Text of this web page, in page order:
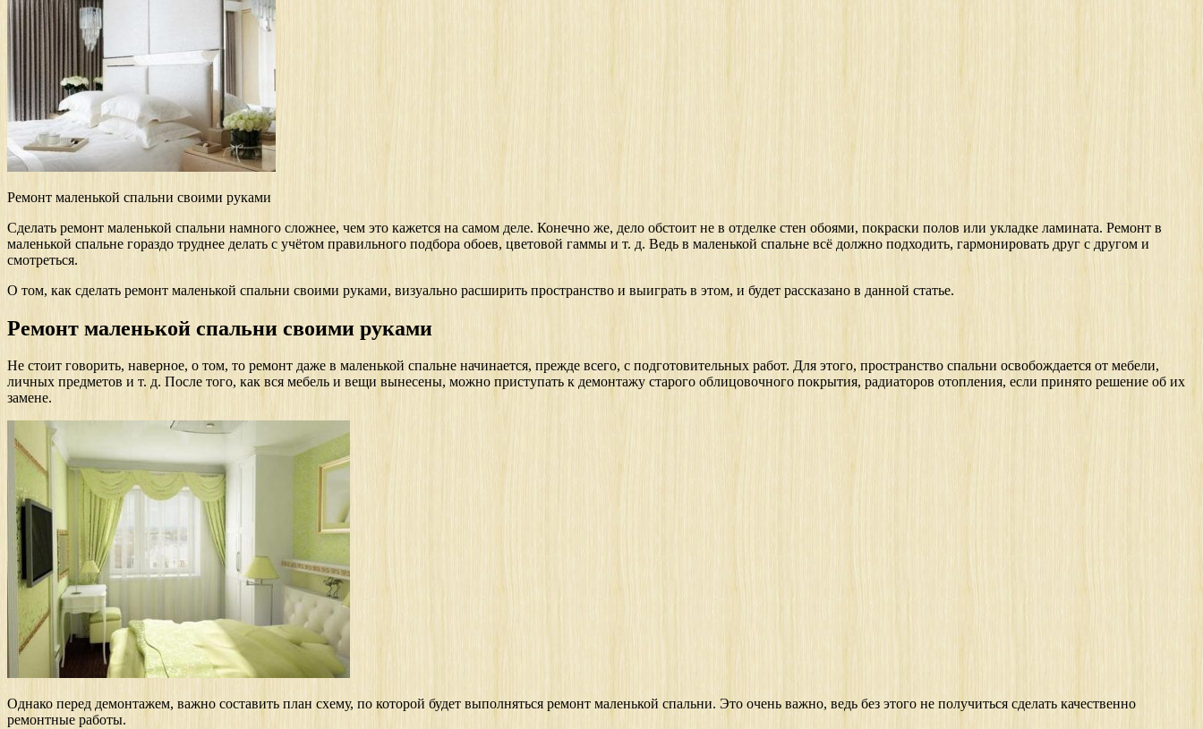
Ремонт маленькой спальни своими руками
Сделать ремонт маленькой спальни намного сложнее, чем это кажется на самом деле. Конечно же, дело обстоит не в отделке стен обоями, покраски полов или укладке ламината. Ремонт в
маленькой спальне гораздо труднее делать с учётом правильного подбора обоев, цветовой гаммы и т. д. Ведь в маленькой спальне всё должно подходить, гармонировать друг с другом и
смотреться.
О том, как сделать ремонт маленькой спальни своими руками, визуально расширить пространство и выиграть в этом, и будет рассказано в данной статье.
Ремонт маленькой спальни своими руками
Не стоит говорить, наверное, о том, то ремонт даже в маленькой спальне начинается, прежде всего, с подготовительных работ. Для этого, пространство спальни освобождается от мебели,
личных предметов и т. д. После того, как вся мебель и вещи вынесены, можно приступать к демонтажу старого облицовочного покрытия, радиаторов отопления, если принято решение об их
замене.
Однако перед демонтажем, важно составить план схему, по которой будет выполняться ремонт маленькой спальни. Это очень важно, ведь без этого не получиться сделать качественно
ремонтные работы.